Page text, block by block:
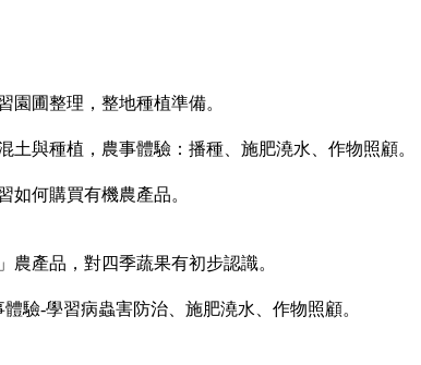
園圃整理，整地種植準備。
與種植，農事體驗：播種、施肥澆水、作物照顧。
如何購買有機農產品。
農產品，對四季蔬果有初步認識。
驗-學習病蟲害防治、施肥澆水、作物照顧。